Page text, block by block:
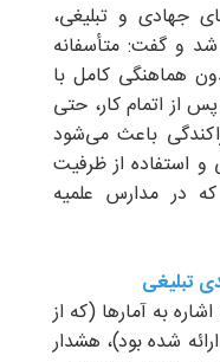
جهادی و تبلیغی،
و گفت: متأسفانه
هماهنگی کامل با
از اتمام کار، حتی
باعث می‌شود
و استفاده از ظرفیت
در مدارس علمیه
تبلیغی
به آمارها (که از
شده بود)، هشدار